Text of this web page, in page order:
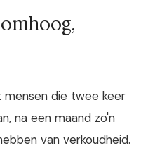
mensen die twee keer
na een maand zo'n
van verkoudheid.